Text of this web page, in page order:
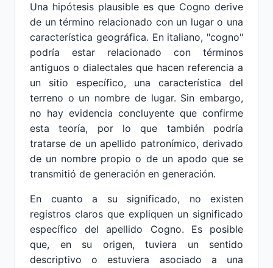
Una hipótesis plausible es que Cogno derive
de un término relacionado con un lugar o una
característica geográfica. En italiano, "cogno"
podría estar relacionado con términos
antiguos o dialectales que hacen referencia a
un sitio específico, una característica del
terreno o un nombre de lugar. Sin embargo,
no hay evidencia concluyente que confirme
esta teoría, por lo que también podría
tratarse de un apellido patronímico, derivado
de un nombre propio o de un apodo que se
transmitió de generación en generación.
En cuanto a su significado, no existen
registros claros que expliquen un significado
específico del apellido Cogno. Es posible
que, en su origen, tuviera un sentido
descriptivo o estuviera asociado a una